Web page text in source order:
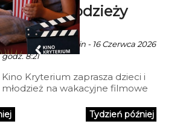
dzieci i młodzieży
ekoszalin POLECA
Ala za CK 105 Koszalin - 16 Czerwca 2026
godz. 8:21
Kino Kryterium zaprasza dzieci i
młodzież na wakacyjne filmowe
akcji „Bezpieczne Wakacje w
Kinie Kryterium”. To propozycja
Tydzień później